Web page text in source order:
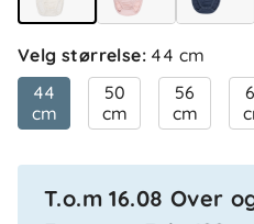
Velg størrelse: 44 cm
44
cm
50
cm
56
cm
T.o.m 16.08 Over
H Helene
Kristin E